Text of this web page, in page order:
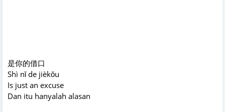
是你的借口
Shì nǐ de jièkǒu
Is just an excuse
Dan itu hanyalah alasan